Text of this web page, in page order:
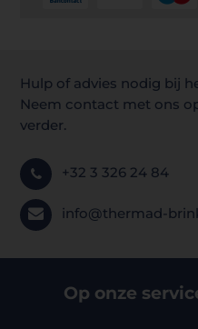
Hulp of advies nodig bij
Neem contact met ons
verder.
+32 3 326 24 84
info@thermad-
Op onze